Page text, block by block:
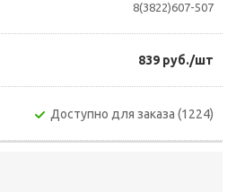
8(3822)607-507
839 руб./шт
Доступно для заказа (1224)